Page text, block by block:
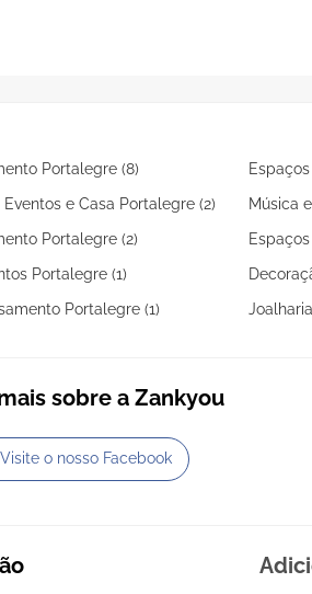
Portalegre (8)
Eventos e Casa Portalegre (2)
Música
Portalegre (2)
Portalegre (1)
Portalegre (1)
sobre a Zankyou
Visite o nosso Facebook